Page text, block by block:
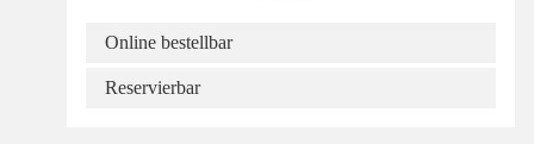
Online bestellbar
Reservierbar